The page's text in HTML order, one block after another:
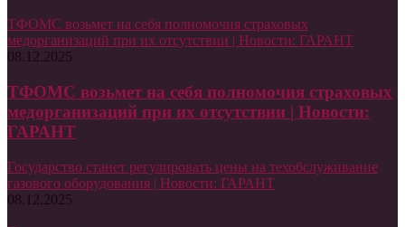
ТФОМС возьмет на себя полномочия страховых
медорганизаций при их отсутствии | Новости: ГАРАНТ
08.12.2025
ТФОМС возьмет на себя полномочия страховых
медорганизаций при их отсутствии | Новости:
ГАРАНТ
Государство станет регулировать цены на техобслуживание
газового оборудования | Новости: ГАРАНТ
08.12.2025